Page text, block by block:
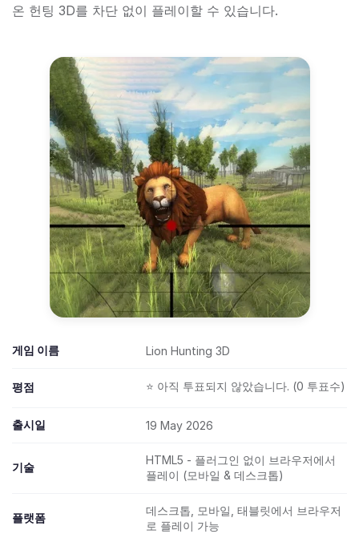
온 헌팅 3D를 차단 없이 플레이할 수 있습니다.
게임 이름 Lion Hunting 3D
평점 ⭐ 아직 투표되지 않았습니다. (0 투표수)
출시일 19 May 2026
기술
HTML5 - 플러그인 없이 브라우저에서
플레이 (모바일 & 데스크톱)
플랫폼
데스크톱, 모바일, 태블릿에서 브라우저
로 플레이 가능